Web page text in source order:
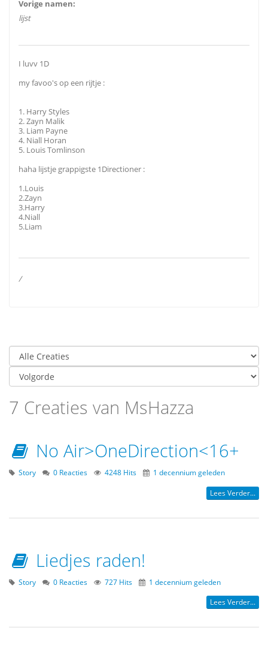
Vorige namen:
lijst
I luvv 1D
my favoo's op een rijtje :
1. Harry Styles
2. Zayn Malik
3. Liam Payne
4. Niall Horan
5. Louis Tomlinson
haha lijstje grappigste 1Directioner :
1.Louis
2.Zayn
3.Harry
4.Niall
5.Liam
/
7 Creaties van MsHazza
No Air>OneDirection<16+
Story 0 Reacties 4248 Hits 1 decennium geleden
Lees Verder...
Liedjes raden!
Story 0 Reacties 727 Hits 1 decennium geleden
Lees Verder...